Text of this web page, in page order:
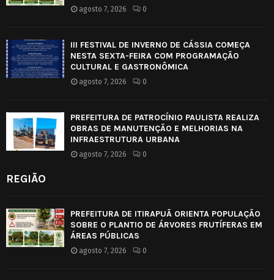
agosto 7, 2026 0
III FESTIVAL DE INVERNO DE CÁSSIA COMEÇA
NESTA SEXTA-FEIRA COM PROGRAMAÇÃO
CULTURAL E GASTRONÔMICA
agosto 7, 2026 0
PREFEITURA DE PATROCÍNIO PAULISTA REALIZA
OBRAS DE MANUTENÇÃO E MELHORIAS NA
INFRAESTRUTURA URBANA
agosto 7, 2026 0
REGIÃO
PREFEITURA DE ITIRAPUÃ ORIENTA POPULAÇÃO
SOBRE O PLANTIO DE ÁRVORES FRUTÍFERAS EM
ÁREAS PÚBLICAS
agosto 7, 2026 0